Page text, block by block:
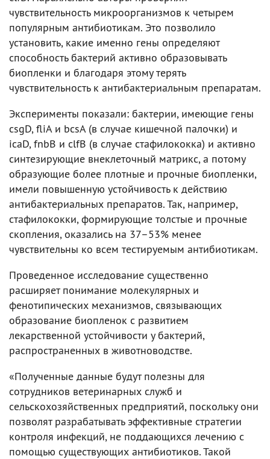
чувствительность микроорганизмов к четырем
популярным антибиотикам. Это позволило
установить, какие именно гены определяют
способность бактерий активно образовывать
биопленки и благодаря этому терять
чувствительность к антибактериальным препаратам.
Эксперименты показали: бактерии, имеющие гены
csgD, fliA и bcsA (в случае кишечной палочки) и
icaD, fnbB и clfB (в случае стафилококка) и активно
синтезирующие внеклеточный матрикс, а потому
образующие более плотные и прочные биопленки,
имели повышенную устойчивость к действию
антибактериальных препаратов. Так, например,
стафилококки, формирующие толстые и прочные
скопления, оказались на 37–53% менее
чувствительны ко всем тестируемым антибиотикам.
Проведенное исследование существенно
расширяет понимание молекулярных и
фенотипических механизмов, связывающих
образование биопленок с развитием
лекарственной устойчивости у бактерий,
распространенных в животноводстве.
«Полученные данные будут полезны для
сотрудников ветеринарных служб и
сельскохозяйственных предприятий, поскольку они
позволят разрабатывать эффективные стратегии
контроля инфекций, не поддающихся лечению с
помощью существующих антибиотиков. Такой